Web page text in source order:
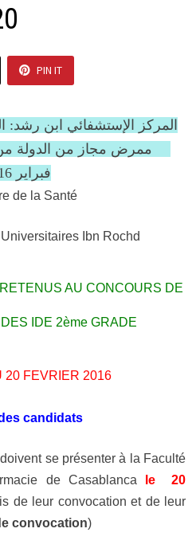
20
PIN IT
المركز الإستشفائي ابن رشد:
فبراير 2016
de la Santé
Ibn Rochd
AU CONCOURS DE
IDE 2ème GRADE
20 FEVRIER 2016
candidats
se présenter à la Faculté
de Casablanca le 20
de leur convocation et de leur
convocation)